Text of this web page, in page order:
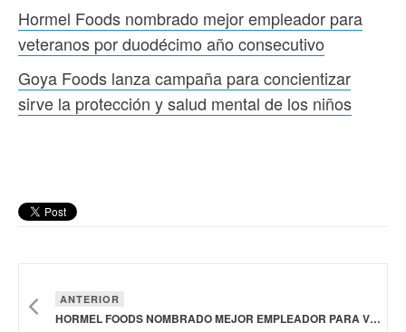
Hormel Foods nombrado mejor empleador para
veteranos por duodécimo año consecutivo
Goya Foods lanza campaña para concientizar
sirve la protección y salud mental de los niños
ANTERIOR
HORMEL FOODS NOMBRADO MEJOR EMPLEADOR PARA VETERANOS POR DUODÉCIMO AÑO CONSECUTIVO